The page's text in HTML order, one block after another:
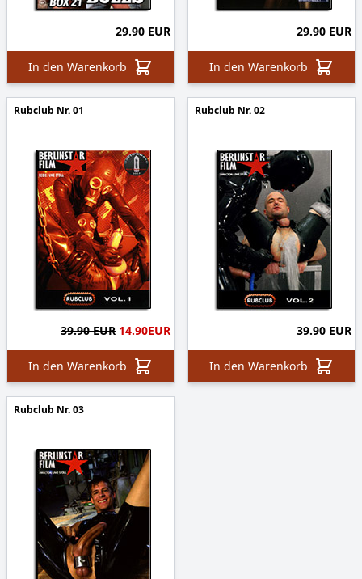
29.90 EUR
In den Warenkorb
29.90 EUR
In den Warenkorb
Rubclub Nr. 01
39.90 EUR 14.90EUR
In den Warenkorb
Rubclub Nr. 02
39.90 EUR
In den Warenkorb
Rubclub Nr. 03